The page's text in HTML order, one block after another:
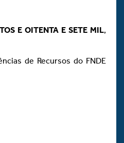
E OITENTA E SETE MIL,
de Recursos do FNDE